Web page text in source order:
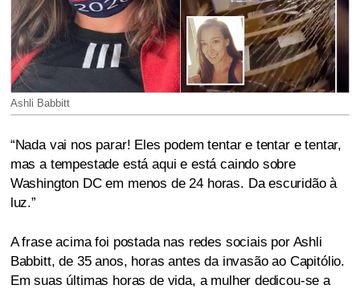
Ashli Babbitt
“Nada vai nos parar! Eles podem tentar e tentar e tentar,
mas a tempestade está aqui e está caindo sobre
Washington DC em menos de 24 horas. Da escuridão à
luz.”
A frase acima foi postada nas redes sociais por Ashli
Babbitt, de 35 anos, horas antes da invasão ao Capitólio.
Em suas últimas horas de vida, a mulher dedicou-se a